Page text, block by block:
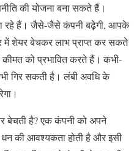
की योजना बना सकते हैं।
रहे हैं। जैसे-जैसे कंपनी बढ़ेगी, आपके
में शेयर बेचकर लाभ प्राप्त कर सकते
को प्रभावित करते हैं। कभी-
गिर सकती है। लंबी अवधि के
बेचती है? एक कंपनी को अपने
धन की आवश्यकता होती है और इसी